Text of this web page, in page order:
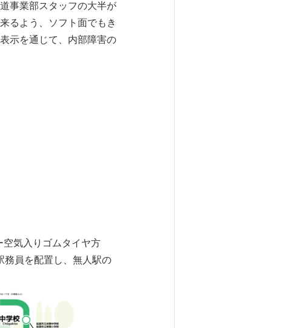
事業部スタッフの大半が
るよう、ソフト面でもき
示を通じて、内部障害の
気入りゴムタイヤ方
員を配置し、無人駅の